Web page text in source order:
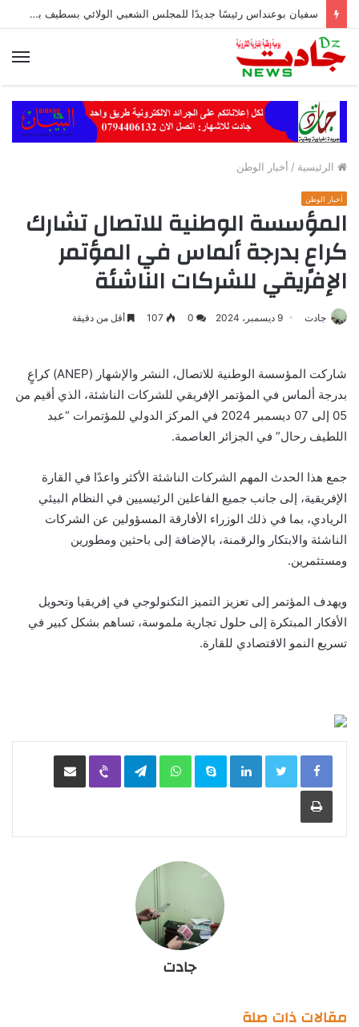
سفيان بوعنداس رئيسًا جديدًا للمجلس الشعبي الولائي بسطيف بالأغلبية
الرئيسية / أخبار الوطن
أخبار الوطن
المؤسسة الوطنية للاتصال تشارك
كراعٍ بدرجة ألماس في المؤتمر
الإفريقي للشركات الناشئة
جادت 9 ديسمبر، 2024 0
107 أقل من دقيقة
شاركت المؤسسة الوطنية للاتصال، النشر والإشهار (ANEP) كراعٍ
بدرجة ألماس في المؤتمر الإفريقي للشركات الناشئة، الذي أقيم من
05 إلى 07 ديسمبر 2024 في المركز الدولي للمؤتمرات “عبد
اللطيف رحال” في الجزائر العاصمة.
جمع هذا الحدث المهم الشركات الناشئة الأكثر واعدًا في القارة
الإفريقية، إلى جانب جميع الفاعلين الرئيسيين في النظام البيئي
الريادي، بما في ذلك الوزراء الأفارقة المسؤولين عن الشركات
الناشئة والابتكار والرقمنة، بالإضافة إلى باحثين ومطورين
ومستثمرين.
ويهدف المؤتمر إلى تعزيز التميز التكنولوجي في إفريقيا وتحويل
الأفكار المبتكرة إلى حلول تجارية ملموسة، تساهم بشكل كبير في
تسريع النمو الاقتصادي للقارة.
LinkedIn
Skype
WhatsApp
Telegram
Viber مشاركة عبر البريد
طباعة
جادت
مقالات ذات صلة